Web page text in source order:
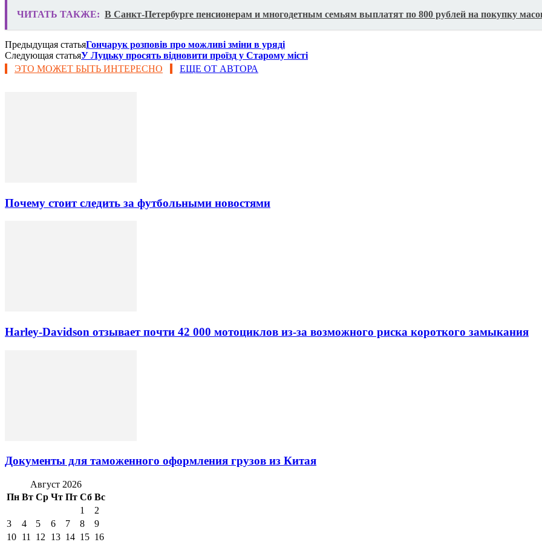
ЧИТАТЬ ТАКЖЕ: В Санкт-Петербурге пенсионерам и многодетным семьям выплатят по 800 рублей на покупку
Предыдущая статьяГончарук розповів про можливі зміни в уряді
Следующая статьяУ Луцьку просять відновити проїзд у Старому місті
ЭТО МОЖЕТ БЫТЬ ИНТЕРЕСНО
ЕЩЕ ОТ АВТОРА
Почему стоит следить за футбольными новостями
Harley-Davidson отзывает почти 42 000 мотоциклов из-за возможного риска короткого замыкания
Документы для таможенного оформления грузов из Китая
Август 2026
Пн Вт Ср Чт Пт Сб Вс
1
2
3
4 5 6 7 8
9
10 11 12 13 14 15 16